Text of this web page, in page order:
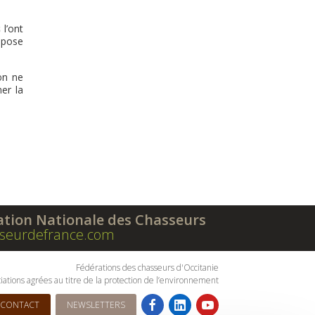
ne
la
Nationale des Chasseurs
Fédérations des chasseurs d'Occitanie
agrées au titre de la protection de l’environnement
CONTACT NEWSLETTERS